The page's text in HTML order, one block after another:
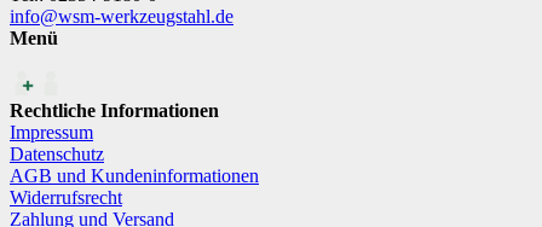
info@wsm-werkzeugstahl.de
Menü
Rechtliche Informationen
Impressum
Datenschutz
AGB und Kundeninformationen
Widerrufsrecht
Zahlung und Versand